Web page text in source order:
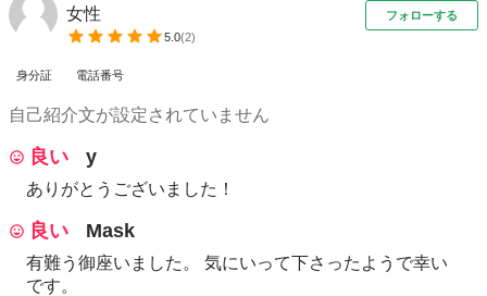
女性
5.0(2)
フォローする
身分証 電話番号
自己紹介文が設定されていません
良い y
ありがとうございました！
良い Mask
有難う御座いました。 気にいって下さったようで幸い
です。